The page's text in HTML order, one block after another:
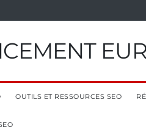
OUTILS ET RESSOURCES SEO